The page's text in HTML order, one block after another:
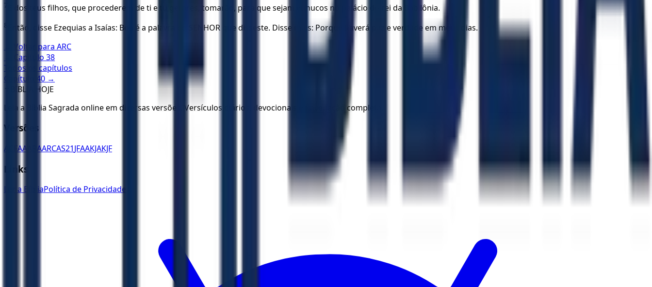
7 E dos teus filhos, que procederem de ti e tu gerares, tomarão, para que sejam eunucos no palácio do rei da Babilônia.
8
Então, disse Ezequias a Isaías: Boa é a palavra do SENHOR que disseste. Disse mais: Porque haverá paz e verdade em meus dias.
← Voltar para ARC
← Capítulo 38
Todos os capítulos
Capítulo
40 →
BÍBLIA HOJE
Leia a Bíblia Sagrada online em diversas versões. Versículos diários, devocionais e navegação completa.
Versões
ACFAA ARAARCAS21JFAAKJAKJF
Links
Ler a BíbliaPolítica de Privacidade